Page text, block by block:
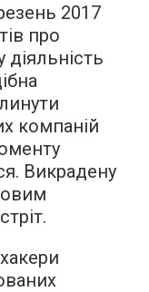
2017
про
діяльність
компаній
Викрадену